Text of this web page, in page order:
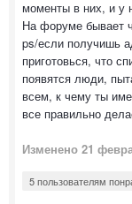
моменты в них, и у
На форуме бывает
ps/если получишь
приготовься, что
появятся люди,
всем, к чему ты
все правильно
Изменено 21
5 пользователям